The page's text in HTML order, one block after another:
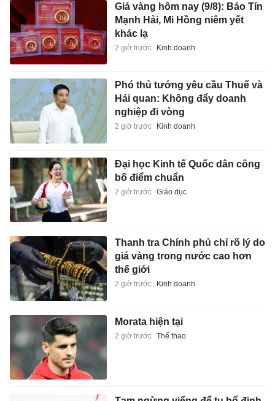
Giá vàng hôm nay (9/8): Bảo Tín
Mạnh Hải, Mi Hồng niêm yết
khác lạ
2 giờ trước Kinh doanh
Phó thủ tướng yêu cầu Thuế và
Hải quan: Không đẩy doanh
nghiệp đi vòng
2 giờ trước Kinh doanh
Đại học Kinh tế Quốc dân công
bố điểm chuẩn
2 giờ trước Giáo dục
Thanh tra Chính phủ chỉ rõ lý do
giá vàng trong nước cao hơn
thế giới
2 giờ trước Kinh doanh
Morata hiện tại
2 giờ trước Thể thao